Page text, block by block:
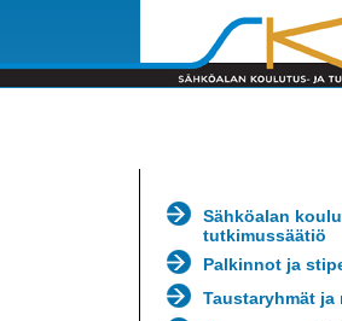
Sähköalan
tutkimussäätiö
Palkinnot ja
Taustaryhmät ja